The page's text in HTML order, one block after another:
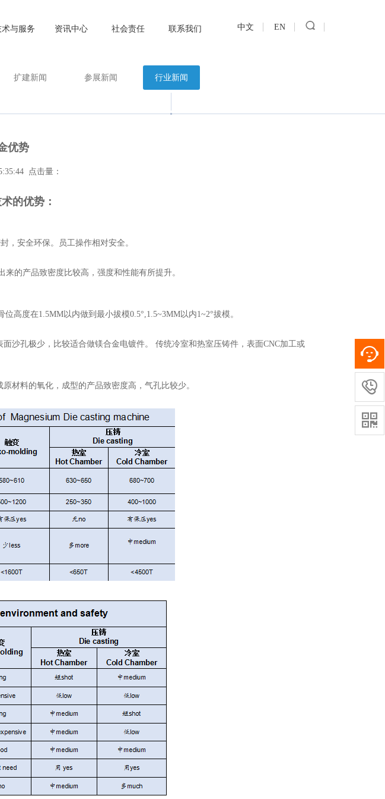


中文 EN
术与服务 资讯中心 社会责任 联系我们
扩建新闻 参展新闻 行业新闻
优势
点击量：
的优势：
，安全环保。员工操作相对安全。
的产品致密度比较高，强度和性能有所提升。
高度在1.5MM以内做到最小拔模0.5°,1.5~3MM以内1~2°拔模。
沙孔极少，比较适合做镁合金电镀件。 传统冷室和热室压铸件，表面CNC加工或
材料的氧化，成型的产品致密度高，气孔比较少。